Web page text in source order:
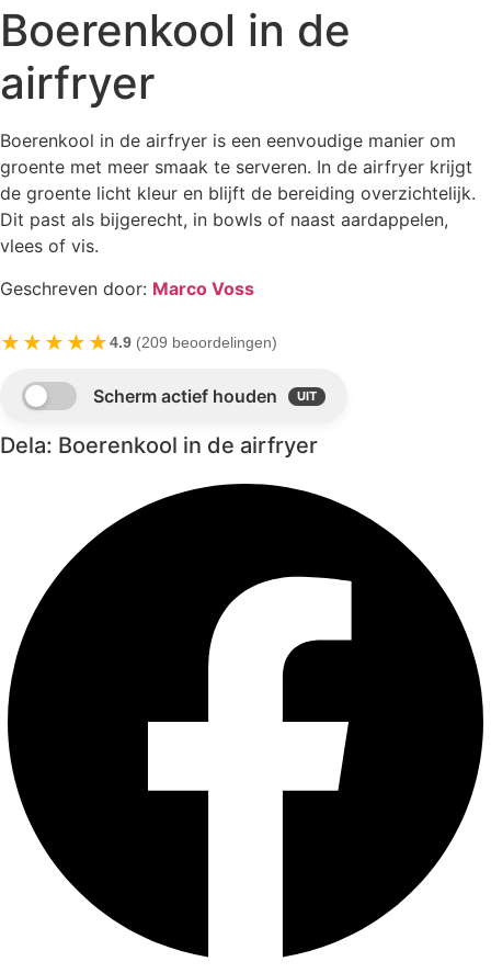
Boerenkool in de
airfryer
Boerenkool in de airfryer is een eenvoudige manier om
groente met meer smaak te serveren. In de airfryer krijgt
de groente licht kleur en blijft de bereiding overzichtelijk.
Dit past als bijgerecht, in bowls of naast aardappelen,
vlees of vis.
Geschreven door: Marco Voss
★★★★★4.9 (209 beoordelingen)
Dela: Boerenkool in de airfryer